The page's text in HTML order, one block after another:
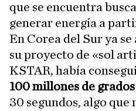
que se encuentra
generar energía a
En Corea del Sur ya
su proyecto de «sol
KSTAR, había
100 millones de
30 segundos, algo que